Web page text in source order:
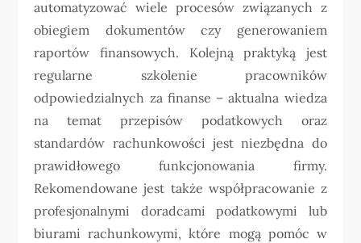
automatyzować wiele procesów związanych z
obiegiem dokumentów czy generowaniem
raportów finansowych. Kolejną praktyką jest
regularne szkolenie pracowników
odpowiedzialnych za finanse – aktualna wiedza
na temat przepisów podatkowych oraz
standardów rachunkowości jest niezbędna do
prawidłowego funkcjonowania firmy.
Rekomendowane jest także współpracowanie z
profesjonalnymi doradcami podatkowymi lub
biurami rachunkowymi, które mogą pomóc w